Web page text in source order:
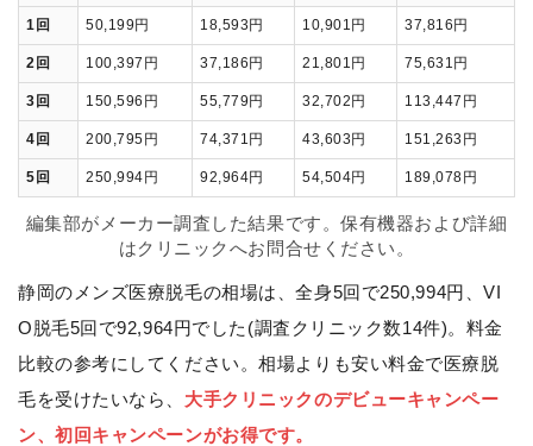
1回 50,199円 18,593円 10,901円 37,816円
2回 100,397円 37,186円 21,801円 75,631円
3回 150,596円 55,779円 32,702円 113,447円
4回 200,795円 74,371円 43,603円 151,263円
5回 250,994円 92,964円 54,504円 189,078円
編集部がメーカー調査した結果です。保有機器および詳細
はクリニックへお問合せください。
静岡のメンズ医療脱毛の相場は、全身5回で250,994円、VI
O脱毛5回で92,964円でした(調査クリニック数14件)。料金
比較の参考にしてください。相場よりも安い料金で医療脱
毛を受けたいなら、 大手クリニックのデビューキャンペー
ン、初回キャンペーンがお得です。